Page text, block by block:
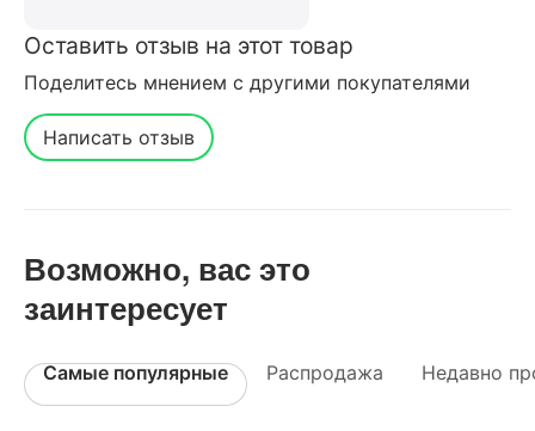
Оставить отзыв на этот товар
Поделитесь мнением с другими покупателями
Написать отзыв
Возможно, вас это
заинтересует
Самые популярные Распродажа Недавно